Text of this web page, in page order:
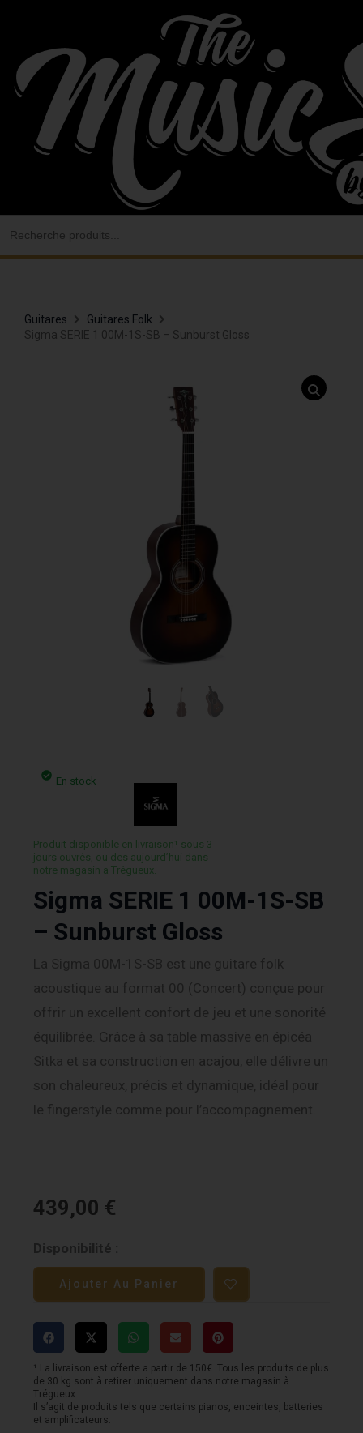
contenu
Guitares
Guitares Folk
Sigma SERIE 1 00M-1S-SB – Sunburst Gloss
En stock
Produit disponible en livraison¹ sous 3
jours ouvrés, ou des aujourd’hui dans
notre magasin a Trégueux.
Sigma SERIE 1 00M-1S-SB
– Sunburst Gloss
La Sigma 00M-1S-SB est une guitare folk
acoustique au format 00 (Concert) conçue pour
offrir un excellent confort de jeu et une sonorité
équilibrée. Grâce à sa table massive en épicéa
Sitka et sa construction en acajou, elle délivre un
son chaleureux, précis et dynamique, idéal pour
le fingerstyle comme pour l’accompagnement.
439,00 €
Disponibilité :
quantité
de
Sigma
SERIE
00M-
1S-
SB
Ajouter Au Panier
¹ La livraison est offerte a partir de 150€. Tous les produits de plus
de 30 kg sont à retirer uniquement dans notre magasin à
Trégueux.
Il s’agit de produits tels que certains pianos, enceintes, batteries
et amplificateurs.